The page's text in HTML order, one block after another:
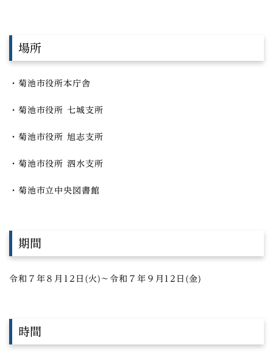
場所
・菊池市役所本庁舎
・菊池市役所 七城支所
・菊池市役所 旭志支所
・菊池市役所 泗水支所
・菊池市立中央図書館
期間
令和７年８月12日(火)～令和７年９月12日(金)
時間